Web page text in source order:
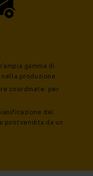
gamma di
produzione
coordinate: per
del
postvendita da un